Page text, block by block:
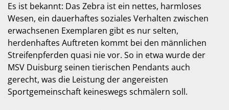
Es ist bekannt: Das Zebra ist ein nettes, harmloses
Wesen, ein dauerhaftes soziales Verhalten zwischen
erwachsenen Exemplaren gibt es nur selten,
herdenhaftes Auftreten kommt bei den männlichen
Streifenpferden quasi nie vor. So in etwa wurde der
MSV Duisburg seinen tierischen Pendants auch
gerecht, was die Leistung der angereisten
Sportgemeinschaft keineswegs schmälern soll.